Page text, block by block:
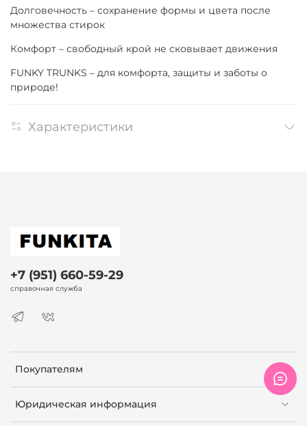
Долговечность – сохранение формы и цвета после
множества стирок
Комфорт – свободный крой не сковывает движения
FUNKY TRUNKS – для комфорта, защиты и заботы о
природе!
Характеристики
Покупателям
Юридическая информация
+7 (951) 660-59-29
справочная служба